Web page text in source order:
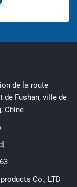
de la route
de Fushan, ville de
Chine
Co., LTD